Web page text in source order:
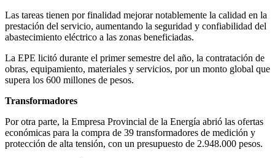
Las tareas tienen por finalidad mejorar notablemente la calidad en la
prestación del servicio, aumentando la seguridad y confiabilidad del
abastecimiento eléctrico a las zonas beneficiadas.
La EPE licitó durante el primer semestre del año, la contratación de
obras, equipamiento, materiales y servicios, por un monto global que
supera los 600 millones de pesos.
Transformadores
Por otra parte, la Empresa Provincial de la Energía abrió las ofertas
económicas para la compra de 39 transformadores de medición y
protección de alta tensión, con un presupuesto de 2.948.000 pesos.